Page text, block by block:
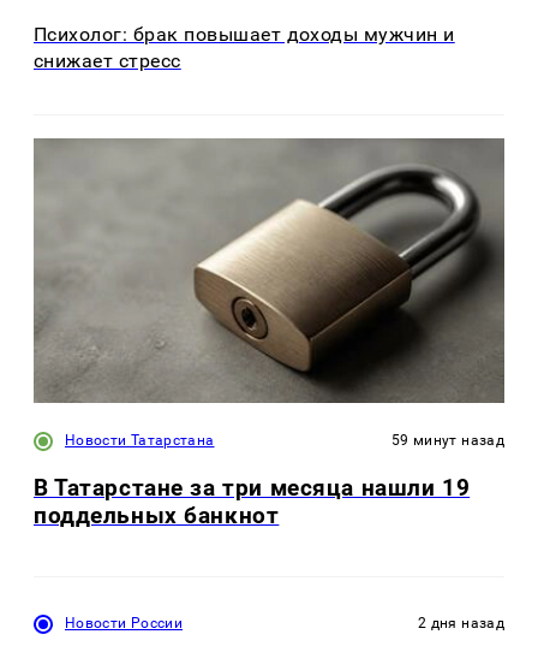
Психолог: брак повышает доходы мужчин и
снижает стресс
Новости Татарстана 59 минут назад
В Татарстане за три месяца нашли 19
поддельных банкнот
Новости России 2 дня назад